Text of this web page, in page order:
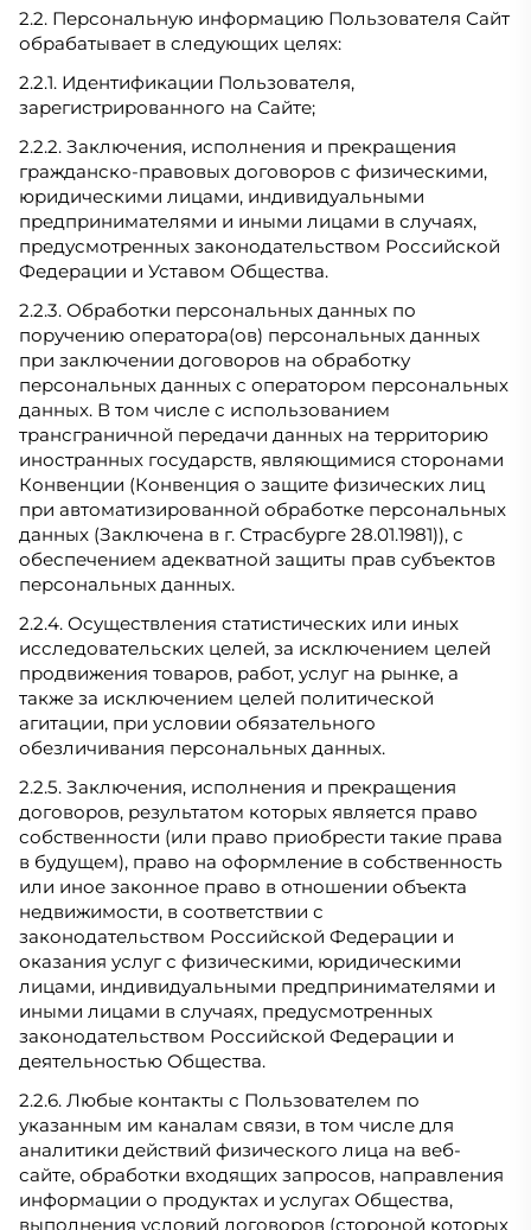
2.2. Персональную информацию Пользователя Сайт
обрабатывает в следующих целях:
2.2.1. Идентификации Пользователя,
зарегистрированного на Сайте;
2.2.2. Заключения, исполнения и прекращения
гражданско-правовых договоров с физическими,
юридическими лицами, индивидуальными
предпринимателями и иными лицами в случаях,
предусмотренных законодательством Российской
Федерации и Уставом Общества.
2.2.3. Обработки персональных данных по
поручению оператора(ов) персональных данных
при заключении договоров на обработку
персональных данных с оператором персональных
данных. В том числе с использованием
трансграничной передачи данных на территорию
иностранных государств, являющимися сторонами
Конвенции (Конвенция о защите физических лиц
при автоматизированной обработке персональных
данных (Заключена в г. Страсбурге 28.01.1981)), с
обеспечением адекватной защиты прав субъектов
персональных данных.
2.2.4. Осуществления статистических или иных
исследовательских целей, за исключением целей
продвижения товаров, работ, услуг на рынке, а
также за исключением целей политической
агитации, при условии обязательного
обезличивания персональных данных.
2.2.5. Заключения, исполнения и прекращения
договоров, результатом которых является право
собственности (или право приобрести такие права
в будущем), право на оформление в собственность
или иное законное право в отношении объекта
недвижимости, в соответствии с
законодательством Российской Федерации и
оказания услуг с физическими, юридическими
лицами, индивидуальными предпринимателями и
иными лицами в случаях, предусмотренных
законодательством Российской Федерации и
деятельностью Общества.
2.2.6. Любые контакты с Пользователем по
указанным им каналам связи, в том числе для
аналитики действий физического лица на веб-
сайте, обработки входящих запросов, направления
информации о продуктах и услугах Общества,
выполнения условий договоров (стороной которых